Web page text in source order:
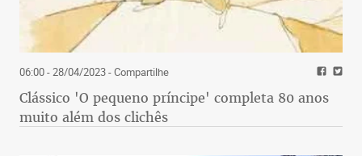
06:00 - 28/04/2023- Compartilhe
Clássico 'O pequeno príncipe' completa 80 anos
muito além dos clichês